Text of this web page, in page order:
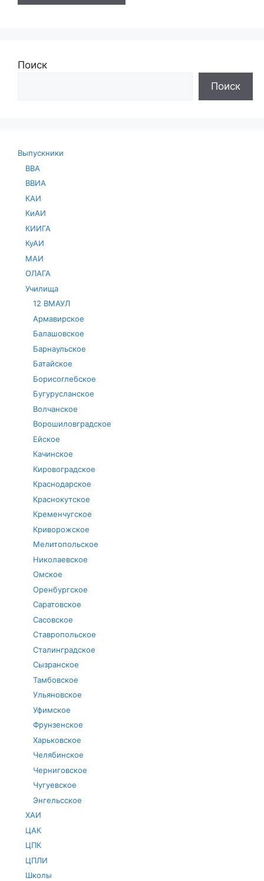
Поиск
Поиск
Выпускники
ВВА
ВВИА
КАИ
КиАИ
КИИГА
КуАИ
МАИ
ОЛАГА
Училища
12 ВМАУЛ
Армавирское
Балашовское
Барнаульское
Батайское
Борисоглебское
Бугурусланское
Волчанское
Ворошиловградское
Ейское
Качинское
Кировоградское
Краснодарское
Краснокутское
Кременчугское
Криворожское
Мелитопольское
Николаевское
Омское
Оренбургское
Саратовское
Сасовское
Ставропольское
Сталинградское
Сызранское
Тамбовское
Ульяновское
Уфимское
Фрунзенское
Харьковское
Челябинское
Черниговское
Чугуевское
Энгельсское
ХАИ
ЦАК
ЦПК
ЦПЛИ
Школы